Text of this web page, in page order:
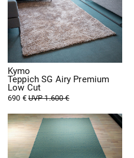
Kymo
Teppich SG Airy Premium
Low Cut
690 €UVP 1.600 €